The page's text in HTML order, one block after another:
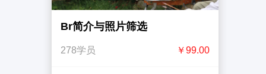
Br简介与照片筛选
278学员 ￥99.00